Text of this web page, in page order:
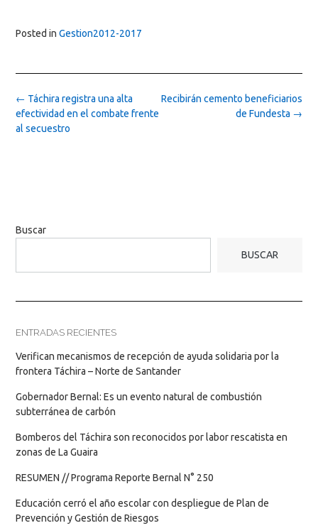
Posted in Gestion2012-2017
Post
navigation
Recibirán cemento beneficiarios
de Fundesta →
← Táchira registra una alta
efectividad en el combate frente
al secuestro
Buscar
BUSCAR
ENTRADAS RECIENTES
Verifican mecanismos de recepción de ayuda solidaria por la
frontera Táchira – Norte de Santander
Gobernador Bernal: Es un evento natural de combustión
subterránea de carbón
Bomberos del Táchira son reconocidos por labor rescatista en
zonas de La Guaira
RESUMEN // Programa Reporte Bernal N° 250
Educación cerró el año escolar con despliegue de Plan de
Prevención y Gestión de Riesgos